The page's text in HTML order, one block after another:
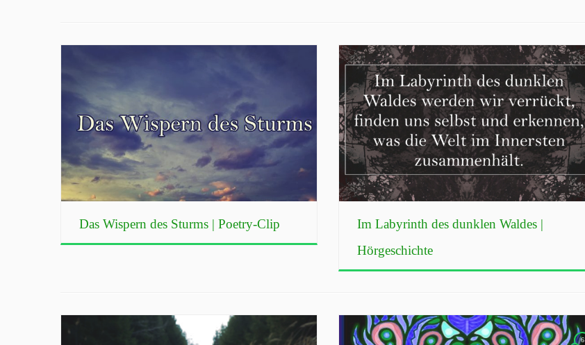
Das Wispern des Sturms | Poetry-Clip
Im Labyrinth des dunklen Waldes |
Hörgeschichte
6